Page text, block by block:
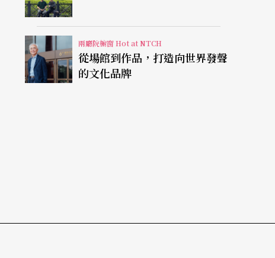
兩廳院櫥窗 Hot at NTCH
從場館到作品，打造向世界發聲
的文化品牌